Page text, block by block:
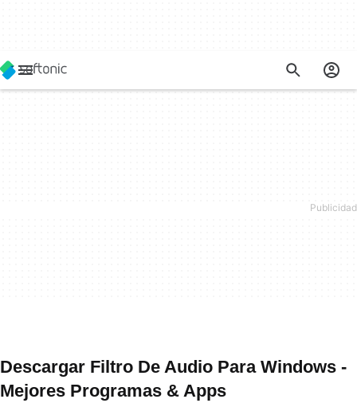
Descargar Filtro De Audio Para Windows -
Mejores Programas & Apps